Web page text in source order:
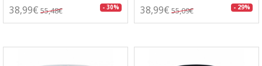
38,99€ 55,48€ - 30% 38,99€ 55,09€ - 29%